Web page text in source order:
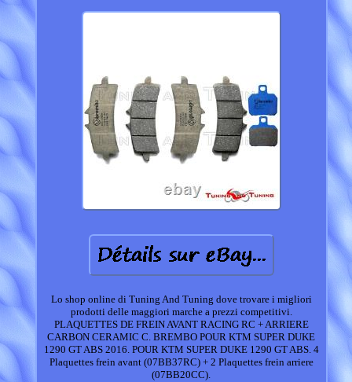
Lo shop online di Tuning And Tuning dove trovare i migliori
prodotti delle maggiori marche a prezzi competitivi.
PLAQUETTES DE FREIN AVANT RACING RC + ARRIERE
CARBON CERAMIC C. BREMBO POUR KTM SUPER DUKE
1290 GT ABS 2016. POUR KTM SUPER DUKE 1290 GT ABS. 4
Plaquettes frein avant (07BB37RC) + 2 Plaquettes frein arriere
(07BB20CC).